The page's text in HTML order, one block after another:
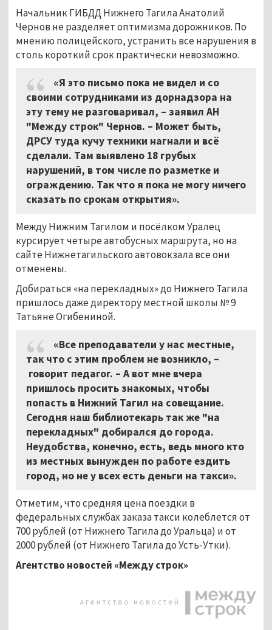
Начальник ГИБДД Нижнего Тагила Анатолий
Чернов не разделяет оптимизма дорожников. По
мнению полицейского, устранить все нарушения в
столь короткий срок практически невозможно.
«Я это письмо пока не видел и со
своими сотрудниками из дорнадзора на
эту тему не разговаривал, – заявил АН
"Между строк" Чернов. – Может быть,
ДРСУ туда кучу техники нагнали и всё
сделали. Там выявлено 18 грубых
нарушений, в том числе по разметке и
ограждению. Так что я пока не могу ничего
сказать по срокам открытия».
Между Нижним Тагилом и посёлком Уралец
курсирует четыре автобусных маршрута, но на
сайте Нижнетагильского автовокзала все они
отменены.
Добираться «на перекладных» до Нижнего Тагила
пришлось даже директору местной школы № 9
Татьяне Огибениной.
«Все преподаватели у нас местные,
так что с этим проблем не возникло, –
говорит педагог. – А вот мне вчера
пришлось просить знакомых, чтобы
попасть в Нижний Тагил на совещание.
Сегодня наш библиотекарь так же "на
перекладных" добирался до города.
Неудобства, конечно, есть, ведь много кто
из местных вынужден по работе ездить
город, но не у всех есть деньги на такси».
Отметим, что средняя цена поездки в
федеральных службах заказа такси колеблется от
700 рублей (от Нижнего Тагила до Уральца) и от
2000 рублей (от Нижнего Тагила до Усть-Утки).
Агентство новостей «Между строк»